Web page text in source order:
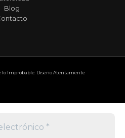
Blog
lo Improbable. Diseño Atentamente